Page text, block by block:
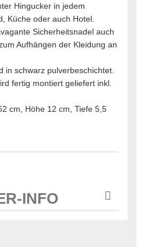
Hingucker in jedem
Küche oder auch Hotel.
Sicherheitsnadel auch
Aufhängen der Kleidung an
in schwarz pulverbeschichtet.
fertig montiert geliefert inkl.
cm, Höhe 12 cm, Tiefe 5,5
INFO